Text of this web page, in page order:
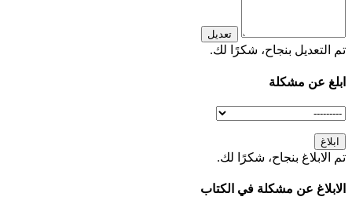
تعديل
تم التعديل بنجاح، شكرًا لك.
ابلغ عن مشكلة
ابلاغ
تم الابلاغ بنجاح، شكرًا لك.
الابلاغ عن مشكلة في الكتاب